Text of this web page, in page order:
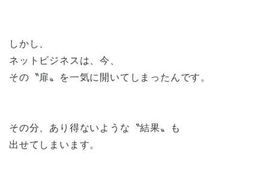
しかし、
ネットビジネスは、今、
その〝扉〟を一気に開いてしまったんです。
その分、あり得ないような〝結果〟も
出せてしまいます。